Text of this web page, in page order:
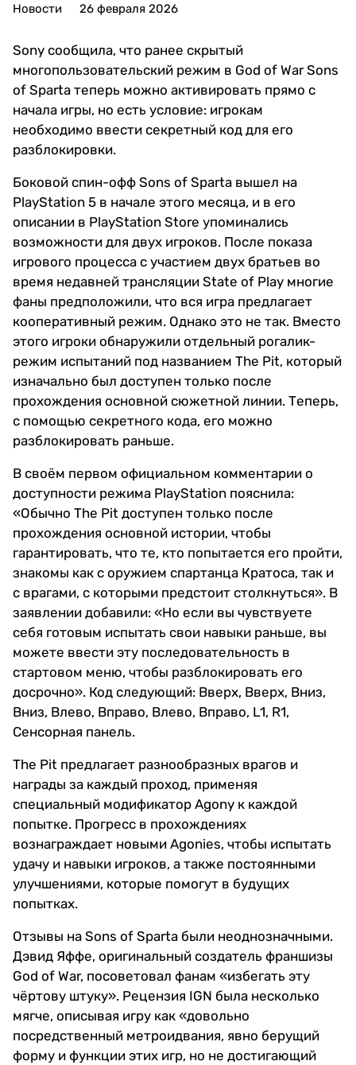
Новости 26 февраля 2026
Sony сообщила, что ранее скрытый
многопользовательский режим в God of War Sons
of Sparta теперь можно активировать прямо с
начала игры, но есть условие: игрокам
необходимо ввести секретный код для его
разблокировки.
Боковой спин-офф Sons of Sparta вышел на
PlayStation 5 в начале этого месяца, и в его
описании в PlayStation Store упоминались
возможности для двух игроков. После показа
игрового процесса с участием двух братьев во
время недавней трансляции State of Play многие
фаны предположили, что вся игра предлагает
кооперативный режим. Однако это не так. Вместо
этого игроки обнаружили отдельный рогалик-
режим испытаний под названием The Pit, который
изначально был доступен только после
прохождения основной сюжетной линии. Теперь,
с помощью секретного кода, его можно
разблокировать раньше.
В своём первом официальном комментарии о
доступности режима PlayStation пояснила:
«Обычно The Pit доступен только после
прохождения основной истории, чтобы
гарантировать, что те, кто попытается его пройти,
знакомы как с оружием спартанца Кратоса, так и
с врагами, с которыми предстоит столкнуться». В
заявлении добавили: «Но если вы чувствуете
себя готовым испытать свои навыки раньше, вы
можете ввести эту последовательность в
стартовом меню, чтобы разблокировать его
досрочно». Код следующий: Вверх, Вверх, Вниз,
Вниз, Влево, Вправо, Влево, Вправо, L1, R1,
Сенсорная панель.
The Pit предлагает разнообразных врагов и
награды за каждый проход, применяя
специальный модификатор Agony к каждой
попытке. Прогресс в прохождениях
вознаграждает новыми Agonies, чтобы испытать
удачу и навыки игроков, а также постоянными
улучшениями, которые помогут в будущих
попытках.
Отзывы на Sons of Sparta были неоднозначными.
Дэвид Яффе, оригинальный создатель франшизы
God of War, посоветовал фанам «избегать эту
чёртову штуку». Рецензия IGN была несколько
мягче, описывая игру как «довольно
посредственный метроидвания, явно берущий
форму и функции этих игр, но не достигающий